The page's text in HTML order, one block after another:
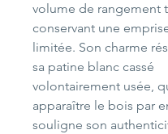
volume de rangement
conservant une
limitée. Son charme
sa patine blanc cassé
volontairement usée,
apparaître le bois par
souligne son